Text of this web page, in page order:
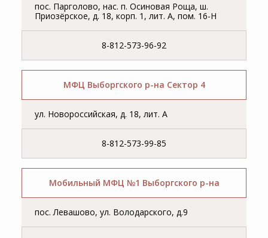
пос. Парголово, нас. п. Осиновая Роща, ш.
Приозёрское, д. 18, корп. 1, лит. А, пом. 16-Н
8-812-573-96-92
МФЦ Выборгского р-на Сектор 4
ул. Новороссийская, д. 18, лит. А
8-812-573-99-85
Мобильный МФЦ №1 Выборгского р-на
пос. Левашово, ул. Володарского, д.9